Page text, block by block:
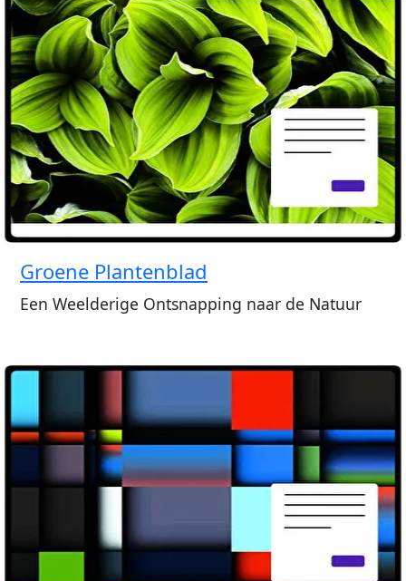
Groene Plantenblad
Een Weelderige Ontsnapping naar de Natuur